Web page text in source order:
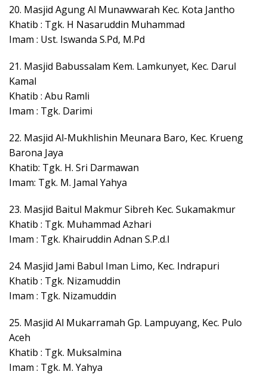
20. Masjid Agung Al Munawwarah Kec. Kota Jantho
Khatib : Tgk. H Nasaruddin Muhammad
Imam : Ust. Iswanda S.Pd, M.Pd
21. Masjid Babussalam Kem. Lamkunyet, Kec. Darul
Kamal
Khatib : Abu Ramli
Imam : Tgk. Darimi
22. Masjid Al-Mukhlishin Meunara Baro, Kec. Krueng
Barona Jaya
Khatib: Tgk. H. Sri Darmawan
Imam: Tgk. M. Jamal Yahya
23. Masjid Baitul Makmur Sibreh Kec. Sukamakmur
Khatib : Tgk. Muhammad Azhari
Imam : Tgk. Khairuddin Adnan S.P.d.I
24. Masjid Jami Babul Iman Limo, Kec. Indrapuri
Khatib : Tgk. Nizamuddin
Imam : Tgk. Nizamuddin
25. Masjid Al Mukarramah Gp. Lampuyang, Kec. Pulo
Aceh
Khatib : Tgk. Muksalmina
Imam : Tgk. M. Yahya